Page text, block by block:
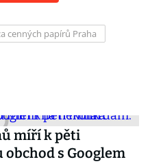
cenných papírů Praha
míří k pěti
s Googlem